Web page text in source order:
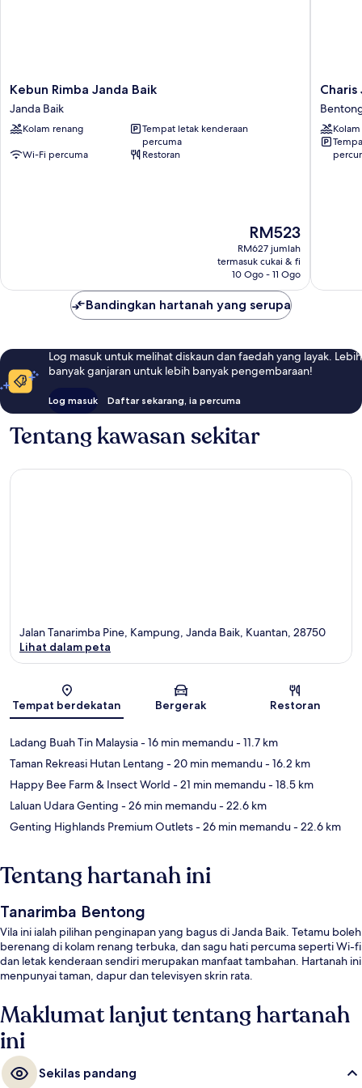
Kebun
Rimba
Janda
Baik
Baik
Kebun Rimba Janda Baik
Janda Baik
Kolam renang
Tempat letak kenderaan
percuma
Wi-Fi percuma
Restoran
Harga
ialah
RM523
RM523
RM627 jumlah
termasuk cukai & fi
10 Ogo - 11 Ogo
Charis
Janda
Baik
Villas
Charis
Bandingkan hartanah yang serupa
Log masuk untuk melihat diskaun dan faedah yang layak. Lebih
banyak ganjaran untuk lebih banyak pengembaraan!
Log masuk Daftar sekarang, ia percuma
Tentang kawasan sekitar
Peta
Jalan Tanarimba Pine, Kampung, Janda Baik, Kuantan, 28750
Lihat dalam peta
Tempat berdekatan Bergerak Restoran
Ladang Buah Tin Malaysia- 16 min memandu- 11.7 km
Taman Rekreasi Hutan Lentang - 20 min memandu- 16.2 km
Happy Bee Farm & Insect World - 21 min memandu- 18.5 km
Laluan Udara Genting - 26 min memandu- 22.6 km
Genting Highlands Premium Outlets- 26 min memandu- 22.6 km
Tentang hartanah ini
Tanarimba Bentong
Vila ini ialah pilihan penginapan yang bagus di Janda Baik. Tetamu boleh
berenang di kolam renang terbuka, dan sagu hati percuma seperti Wi-fi
dan letak kenderaan sendiri merupakan manfaat tambahan. Hartanah ini
menpunyai taman, dapur dan televisyen skrin rata.
Maklumat lanjut tentang hartanah
ini
Sekilas pandang